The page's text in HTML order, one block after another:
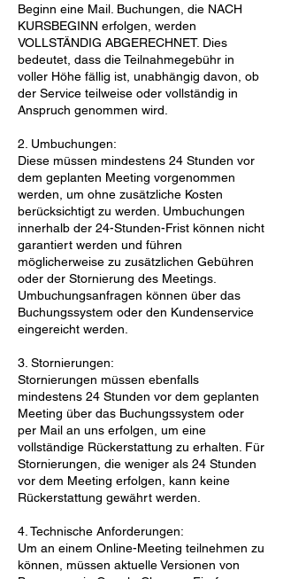
Beginn eine Mail. Buchungen, die NACH
KURSBEGINN erfolgen, werden
VOLLSTÄNDIG ABGERECHNET. Dies
bedeutet, dass die Teilnahmegebühr in
voller Höhe fällig ist, unabhängig davon, ob
der Service teilweise oder vollständig in
Anspruch genommen wird.
2. Umbuchungen:
Diese müssen mindestens 24 Stunden vor
dem geplanten Meeting vorgenommen
werden, um ohne zusätzliche Kosten
berücksichtigt zu werden. Umbuchungen
innerhalb der 24-Stunden-Frist können nicht
garantiert werden und führen
möglicherweise zu zusätzlichen Gebühren
oder der Stornierung des Meetings.
Umbuchungsanfragen können über das
Buchungssystem oder den Kundenservice
eingereicht werden.
3. Stornierungen:
Stornierungen müssen ebenfalls
mindestens 24 Stunden vor dem geplanten
Meeting über das Buchungssystem oder
per Mail an uns erfolgen, um eine
vollständige Rückerstattung zu erhalten. Für
Stornierungen, die weniger als 24 Stunden
vor dem Meeting erfolgen, kann keine
Rückerstattung gewährt werden.
4. Technische Anforderungen:
Um an einem Online-Meeting teilnehmen zu
können, müssen aktuelle Versionen von